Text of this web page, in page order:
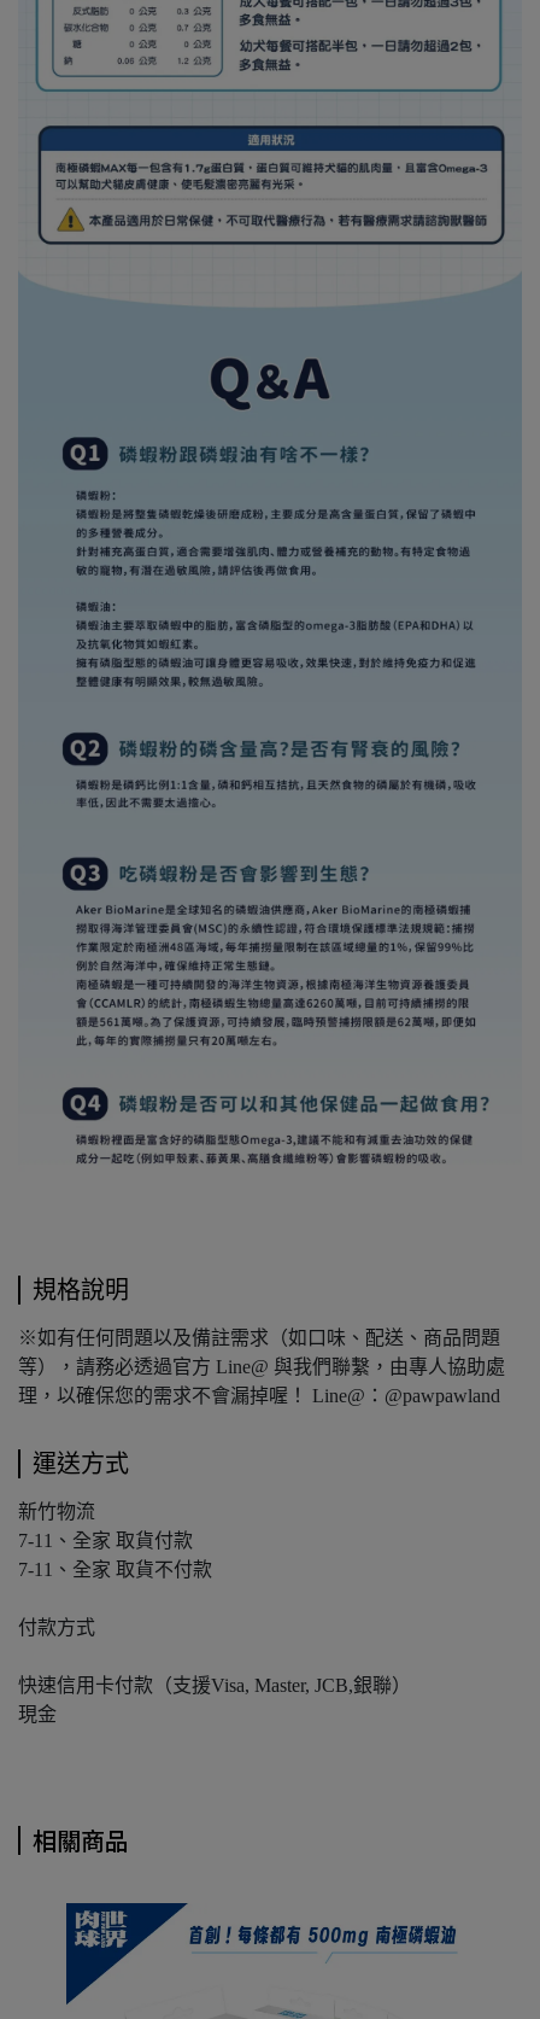
規格說明
※如有任何問題以及備註需求（如口味、配送、商品問題
等），請務必透過官方 Line@ 與我們聯繫，由專人協助處
理，以確保您的需求不會漏掉喔！ Line@：@pawpawland
運送方式
新竹物流
7-11、全家 取貨付款
7-11、全家 取貨不付款
付款方式
快速信用卡付款（支援Visa, Master, JCB,銀聯）
現金
相關商品